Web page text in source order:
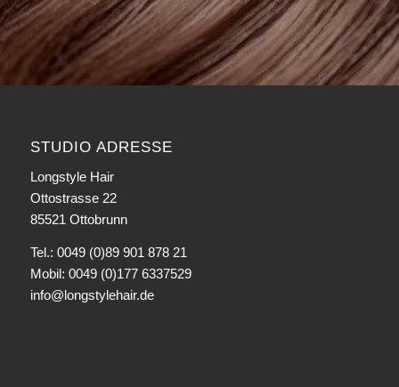
STUDIO ADRESSE
Longstyle Hair
Ottostrasse 22
85521 Ottobrunn
Tel.: 0049 (0)89 901 878 21
Mobil: 0049 (0)177 6337529
info@longstylehair.de